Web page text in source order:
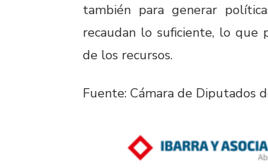
también para generar
recaudan lo suficiente, lo que
de los recursos.
Fuente: Cámara de Diputados